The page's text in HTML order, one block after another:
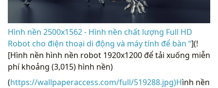
Hình nền 2500x1562 - Hình nền chất lượng Full HD
Robot cho điện thoại di động và máy tính để bàn “](!
[Hình nền hình nền robot 1920x1200 để tải xuống miễn
phí khoảng (3,015) hình nền)
(https://wallpaperaccess.com/full/519288.jpg)Hình nền